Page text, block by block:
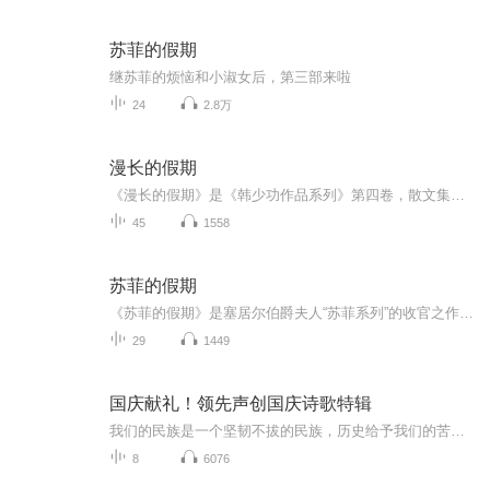
苏菲的假期
继苏菲的烦恼和小淑女后，第三部来啦
24 2.8万
漫长的假期
45 1558
苏菲的假期
29 1449
国庆献礼！领先声创国庆诗歌特辑
8 6076